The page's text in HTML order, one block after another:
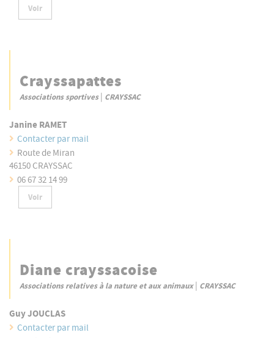
Voir
Crayssapattes
Associations sportives| CRAYSSAC
Janine RAMET
Contacter par mail
Route de Miran
46150 CRAYSSAC
06 67 32 14 99
Voir
Diane crayssacoise
Associations relatives à la nature et aux animaux| CRAYSSAC
Guy JOUCLAS
Contacter par mail